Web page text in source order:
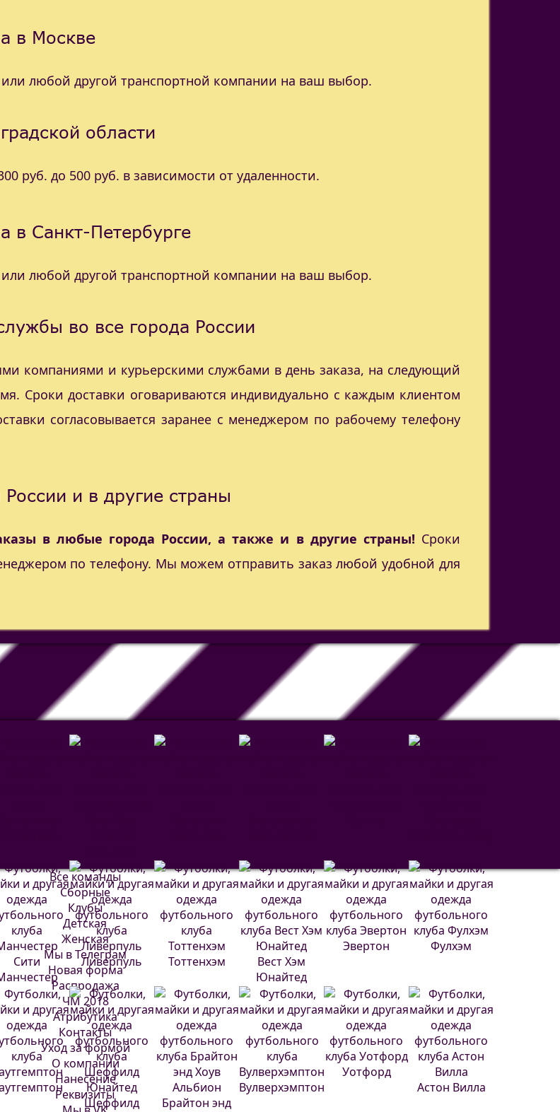
в Москве
любой другой транспортной компании на ваш выбор.
области
руб. до 500 руб. в зависимости от удаленности.
в Санкт-Петербурге
любой другой транспортной компании на ваш выбор.
во все города России
компаниями и курьерскими службами в день заказа, на следующий
Сроки доставки оговариваются индивидуально с каждым клиентом
согласовывается заранее с менеджером по рабочему телефону
и в другие страны
в любые города России, а также и в другие страны! Сроки
по телефону. Мы можем отправить заказ любой удобной для
Сити
Ливерпуль Тоттенхэм
Вест Хэм
Юнайтед
Эвертон Фулхэм
Шеффилд
Брайтон энд
Вулверхэмптон
Уотфорд
Астон Вилла
Все команды
Сборные
Клубы
Детская
Женская
Мы в Телеграм
Новая форма
Распродажа
ЧМ 2018
Атрибутика
Контакты
Уход за формой
О компании
Нанесение
Реквизиты